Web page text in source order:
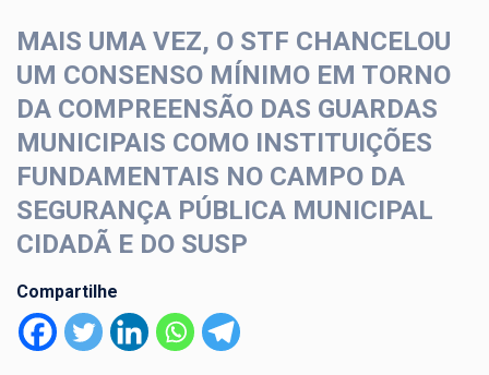
MAIS UMA VEZ, O STF CHANCELOU
UM CONSENSO MÍNIMO EM TORNO
DA COMPREENSÃO DAS GUARDAS
MUNICIPAIS COMO INSTITUIÇÕES
FUNDAMENTAIS NO CAMPO DA
SEGURANÇA PÚBLICA MUNICIPAL
CIDADÃ E DO SUSP
Compartilhe